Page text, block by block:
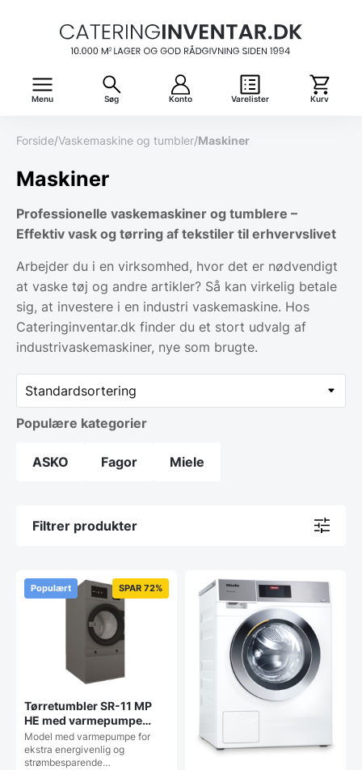
Menu Søg Konto Varelister Kurv
Forside/Vaskemaskine og tumbler/Maskiner
Maskiner
Professionelle vaskemaskiner og tumblere –
Effektiv vask og tørring af tekstiler til erhvervslivet
Arbejder du i en virksomhed, hvor det er nødvendigt
at vaske tøj og andre artikler? Så kan virkelig betale
sig, at investere i en industri vaskemaskine. Hos
Cateringinventar.dk finder du et stort udvalg af
industrivaskemaskiner, nye som brugte.
Populære kategorier
ASKO Fagor Miele
Filtrer produkter
Populært SPAR 72%
Tørretumbler SR-11 MP
HE med varmepumpe
(ENERGIBESPARENDE)
Model med varmepumpe for
ekstra energivenlig og
strømbesparende…